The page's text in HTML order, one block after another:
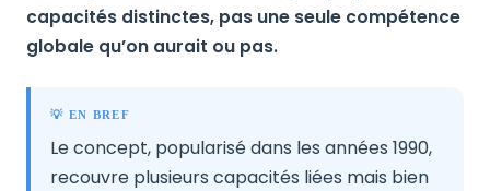
capacités distinctes, pas une seule compétence
globale qu’on aurait ou pas.
💡 EN BREF
Le concept, popularisé dans les années 1990,
recouvre plusieurs capacités liées mais bien